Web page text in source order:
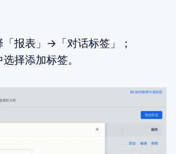
报表」→「对话标签」；
择添加标签。